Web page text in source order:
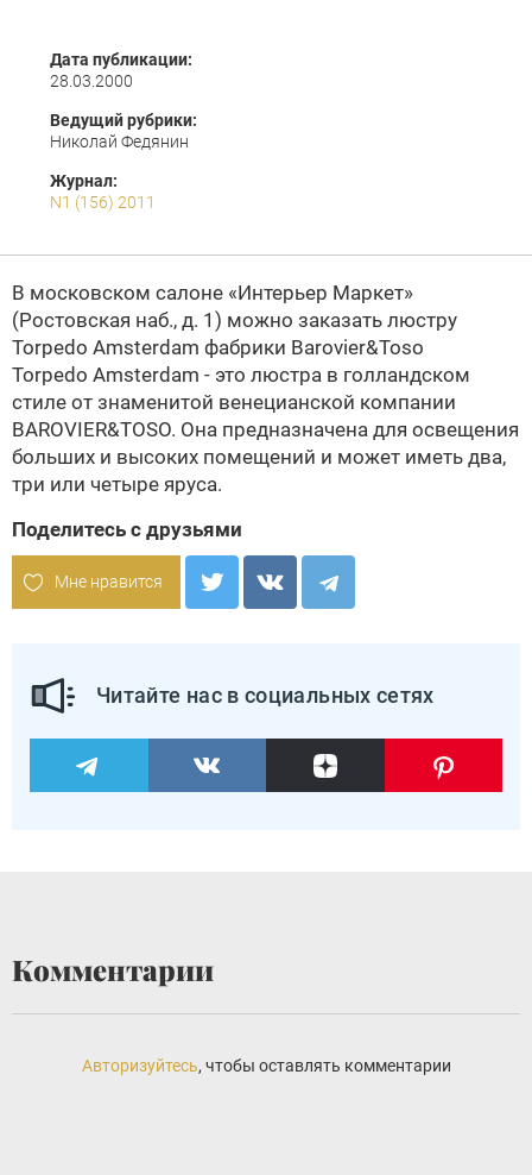
Дата публикации:
28.03.2000
Ведущий рубрики:
Николай Федянин
Журнал:
N1 (156) 2011
В московском салоне «Интерьер Маркет»
(Ростовская наб., д. 1) можно заказать люстру
Torpedo Amsterdam фабрики Barovier&Toso
Torpedo Amsterdam - это люстра в голландском
стиле от знаменитой венецианской компании
BAROVIER&TOSO. Она предназначена для освещения
больших и высоких помещений и может иметь два,
три или четыре яруса.
Поделитесь с друзьями
Мне нравится
Читайте нас в социальных сетях
Комментарии
Авторизуйтесь, чтобы оставлять комментарии